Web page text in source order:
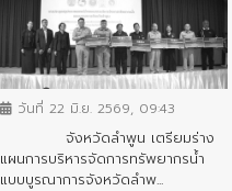
ข่าวสารจังหวัด
วันที่ 22 มิ.ย. 2569, 09:43
จังหวัดลำพูน เตรียมร่าง
แผนการบริหารจัดการทรัพยากรน้ำ
แบบบูรณาการจังหวัดลำพ...